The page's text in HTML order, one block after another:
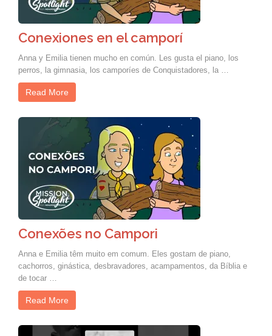
Conexiones en el camporí
Anna y Emilia tienen mucho en común. Les gusta el piano, los
perros, la gimnasia, los camporíes de Conquistadores, la …
Read More
Conexões no Campori
Anna e Emilia têm muito em comum. Eles gostam de piano,
cachorros, ginástica, desbravadores, acampamentos, da Bíblia e
de tocar …
Read More